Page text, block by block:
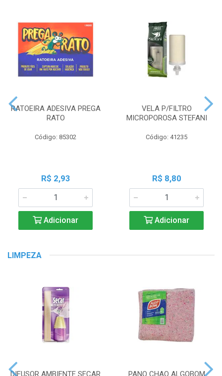
RATOEIRA ADESIVA PREGA
RATO
Código: 85302
R$ 2,93
Adicionar
VELA P/FILTRO
MICROPOROSA STEFANI
Código: 41235
R$ 8,80
Adicionar
LIMPEZA
DIFUSOR AMBIENTE SECAR PANO CHAO ALGOBOM